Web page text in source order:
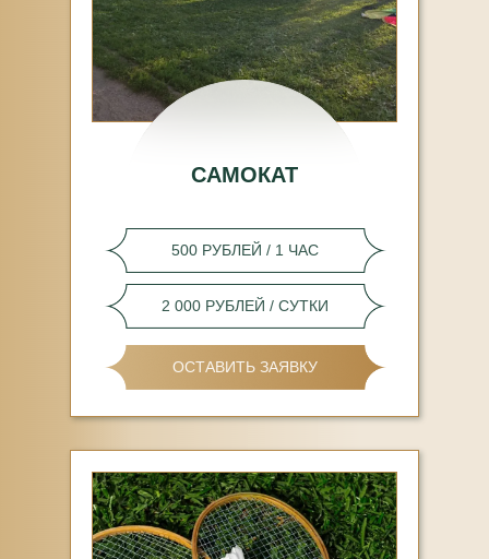
ОСТАВИТЬ ЗАЯВКУ
2 000 РУБЛЕЙ / СУТКИ
500 РУБЛЕЙ / 1 ЧАС
САМОКАТ